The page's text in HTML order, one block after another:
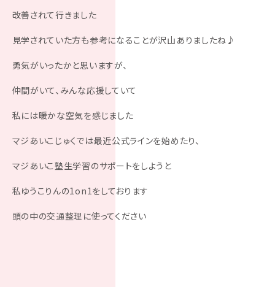
改善されて行きました
見学されていた方も参考になることが沢山ありましたね♪
勇気がいったかと思いますが、
仲間がいて、みんな応援していて
私には暖かな空気を感じました
マジあいこじゅくでは最近公式ラインを始めたり、
マジあいこ塾生学習のサポートをしようと
私ゆうこりんの1on1をしております
頭の中の交通整理に使ってください